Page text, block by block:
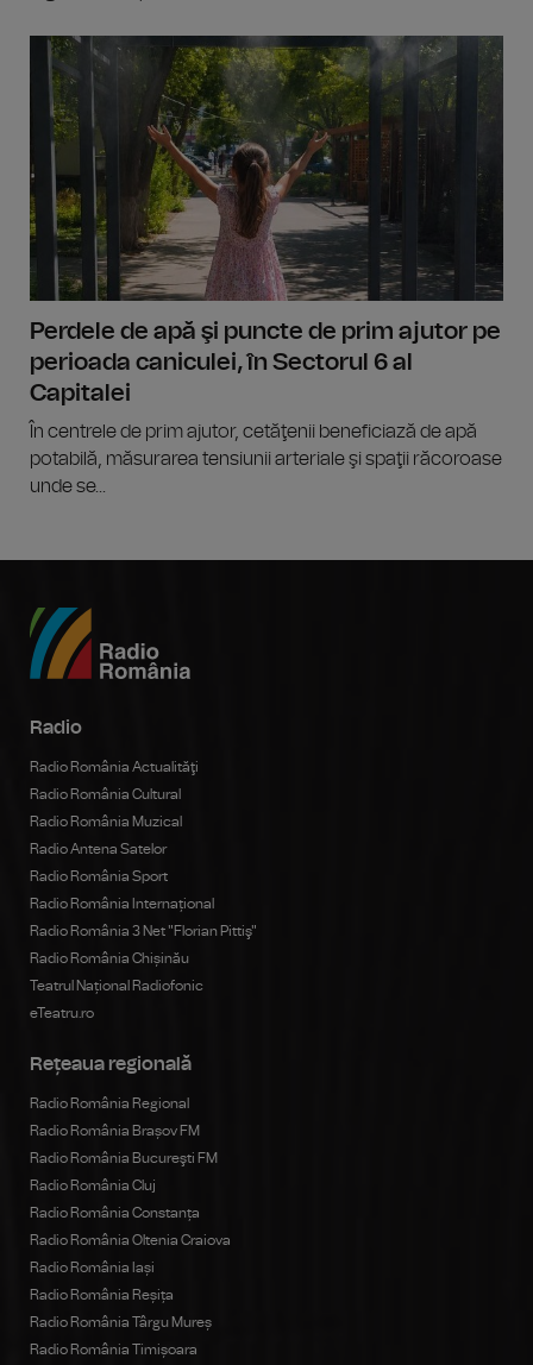
Perdele de apă şi puncte de prim ajutor pe
perioada caniculei, în Sectorul 6 al
Capitalei
În centrele de prim ajutor, cetăţenii beneficiază de apă
potabilă, măsurarea tensiunii arteriale şi spaţii răcoroase
unde se...
Radio
Radio România Actualităţi
Radio România Cultural
Radio România Muzical
Radio Antena Satelor
Radio România Sport
Radio România Internațional
Radio România 3 Net "Florian Pittiş"
Radio România Chișinău
Teatrul Național Radiofonic
eTeatru.ro
Rețeaua regională
Radio România Regional
Radio România Brașov FM
Radio România Bucureşti FM
Radio România Cluj
Radio România Constanța
Radio România Oltenia Craiova
Radio România Iași
Radio România Reșița
Radio România Târgu Mureș
Radio România Timișoara